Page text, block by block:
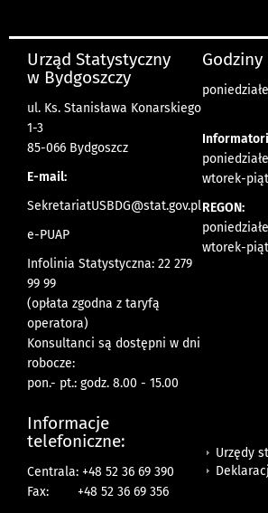
Urząd Statystyczny
w Bydgoszczy
ul. Ks. Stanisława Konarskiego
1-3
85-066 Bydgoszcz
E-mail:
SekretariatUSBDG@stat.gov.pl
e-PUAP
Infolinia Statystyczna: 22 279
99 99
(opłata zgodna z taryfą
operatora)
Konsultanci są dostępni w dni
robocze:
pon.- pt.: godz. 8.00 - 15.00
Godziny
wtorek-
REGON:
wtorek-
Informacje
telefoniczne:
Centrala: +48 52 36 69 390
Fax:
+48 52 36 69 356
Urzędy